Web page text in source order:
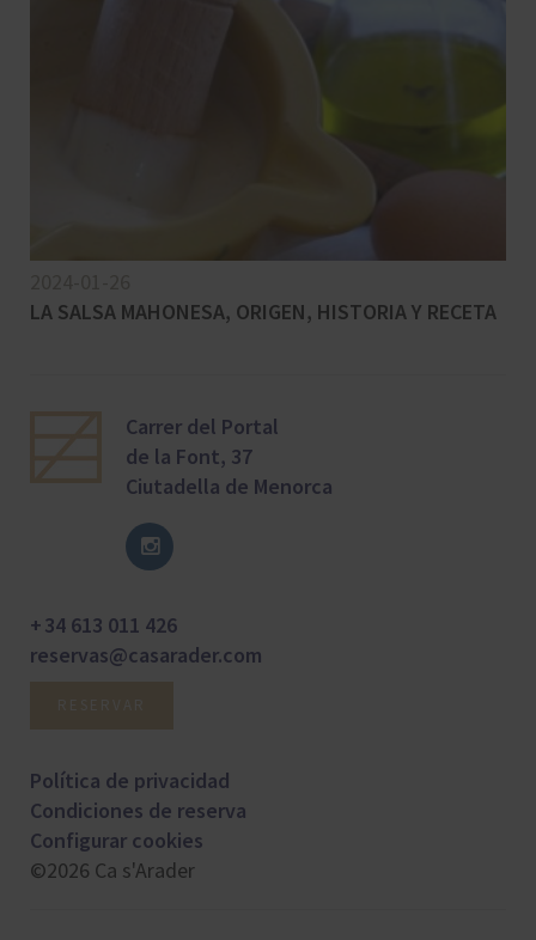
LA SALSA MAHONESA, ORIGEN, HISTORIA Y RECETA
Carrer del Portal
de la Font, 37
Ciutadella de Menorca
+ 34 613 011 426
reservas@casarader.com
Política de privacidad
Condiciones de reserva
Configurar cookies
©2026 Ca s'Arader